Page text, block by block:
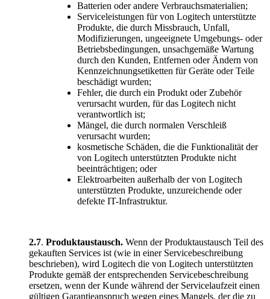
Batterien oder andere Verbrauchsmaterialien;
Serviceleistungen für von Logitech unterstützte
Produkte, die durch Missbrauch, Unfall,
Modifizierungen, ungeeignete Umgebungs- oder
Betriebsbedingungen, unsachgemäße Wartung
durch den Kunden, Entfernen oder Ändern von
Kennzeichnungsetiketten für Geräte oder Teile
beschädigt wurden;
Fehler, die durch ein Produkt oder Zubehör
verursacht wurden, für das Logitech nicht
verantwortlich ist;
Mängel, die durch normalen Verschleiß
verursacht wurden;
kosmetische Schäden, die die Funktionalität der
von Logitech unterstützten Produkte nicht
beeinträchtigen; oder
Elektroarbeiten außerhalb der von Logitech
unterstützten Produkte, unzureichende oder
defekte IT-Infrastruktur.
2.7. Produktaustausch. Wenn der Produktaustausch Teil des
gekauften Services ist (wie in einer Servicebeschreibung
beschrieben), wird Logitech die von Logitech unterstützten
Produkte gemäß der entsprechenden Servicebeschreibung
ersetzen, wenn der Kunde während der Servicelaufzeit einen
gültigen Garantieanspruch wegen eines Mangels, der die zu